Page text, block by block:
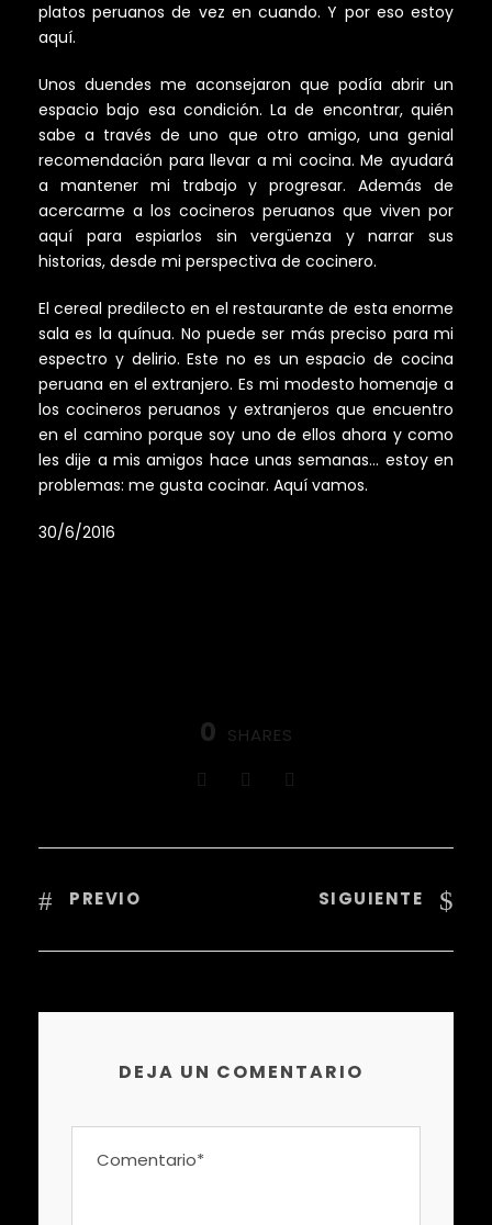
platos peruanos de vez en cuando. Y por eso estoy
aquí.
Unos duendes me aconsejaron que podía abrir un
espacio bajo esa condición. La de encontrar, quién
sabe a través de uno que otro amigo, una genial
recomendación para llevar a mi cocina. Me ayudará
a mantener mi trabajo y progresar. Además de
acercarme a los cocineros peruanos que viven por
aquí para espiarlos sin vergüenza y narrar sus
historias, desde mi perspectiva de cocinero.
El cereal predilecto en el restaurante de esta enorme
sala es la quínua. No puede ser más preciso para mi
espectro y delirio. Este no es un espacio de cocina
peruana en el extranjero. Es mi modesto homenaje a
los cocineros peruanos y extranjeros que encuentro
en el camino porque soy uno de ellos ahora y como
les dije a mis amigos hace unas semanas… estoy en
problemas: me gusta cocinar. Aquí vamos.
30/6/2016
0 SHARES
PREVIO SIGUIENTE
DEJA UN COMENTARIO